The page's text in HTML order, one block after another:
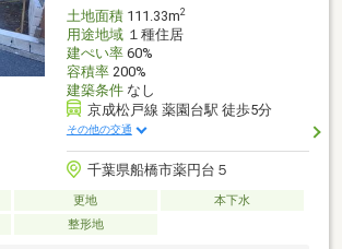
土地面積111.33m2
用途地域１種住居
建ぺい率60%
容積率200%
建築条件なし
京成松戸線 薬園台駅 徒歩5分
その他の交通
千葉県船橋市薬円台５
更地
本下水
整形地